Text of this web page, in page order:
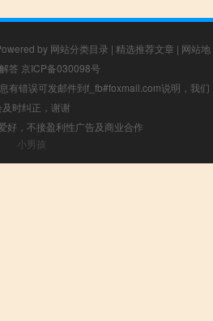
by 网站分类目录 | 精选推荐文章 | 网站地
答 京ICP备030098号
有错误可发邮件到f_fb#foxmail.com说明，我们
及时纠正，谢谢
好，不接盈利性广告及商业合作
小男孩